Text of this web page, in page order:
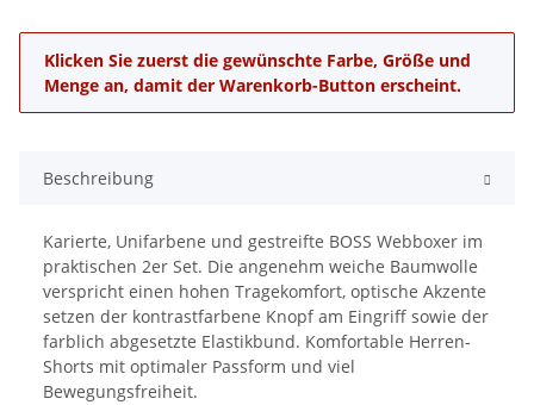
x
Klicken Sie zuerst die gewünschte Farbe, Größe und
Menge an, damit der Warenkorb-Button erscheint.
Beschreibung
Karierte, Unifarbene und gestreifte BOSS Webboxer im
praktischen 2er Set. Die angenehm weiche Baumwolle
verspricht einen hohen Tragekomfort, optische Akzente
setzen der kontrastfarbene Knopf am Eingriff sowie der
farblich abgesetzte Elastikbund. Komfortable Herren-
Shorts mit optimaler Passform und viel
Bewegungsfreiheit.